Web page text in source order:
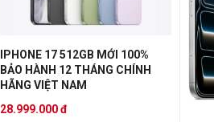
IPHONE 17 512GB MỚI 100%
BẢO HÀNH 12 THÁNG CHÍNH
HÃNG VIỆT NAM
28.999.000 đ